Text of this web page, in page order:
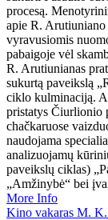
procesą.
apie R.
vyravusiomis
pabaigoje vėl
R. Arutiunianas
sukurtą paveikslą
ciklo kulminaciją.
pristatys Čiurlionio
chačkaruose
naudojama
analizuojamų
paveikslų ciklas)
„Amžinybė“ bei
More Info
Kino vakaras M.